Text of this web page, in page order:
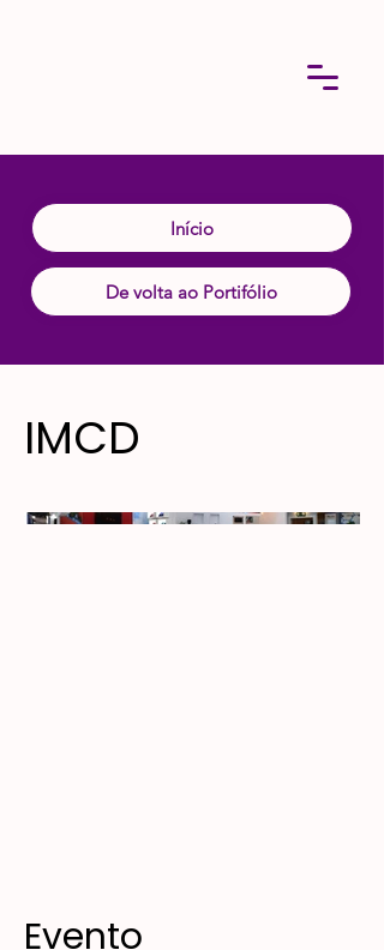
Início
De volta ao Portifólio
IMCD
Evento